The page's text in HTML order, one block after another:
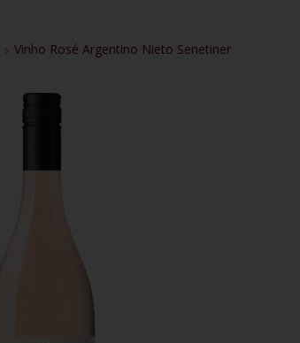
Vinho Rosé Argentino Nieto Senetiner